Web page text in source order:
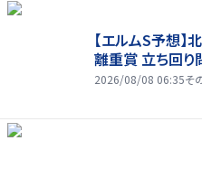
【エルムS予想
離重賞 立ち回
2026/08/08 06:35そ